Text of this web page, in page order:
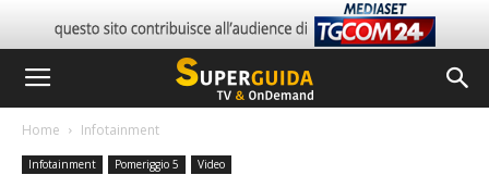
Home Infotainment
Infotainment Pomeriggio 5 Video